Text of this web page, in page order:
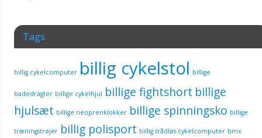
Tags
billig cykelcomputer billig cykelstol billige
badedragter billige cykelhjul billige fightshort billige
hjulsæt billige neoprenklokker billige spinningsko billige
træningstrøjer billig polisport billig trådløs cykelcomputer bmx